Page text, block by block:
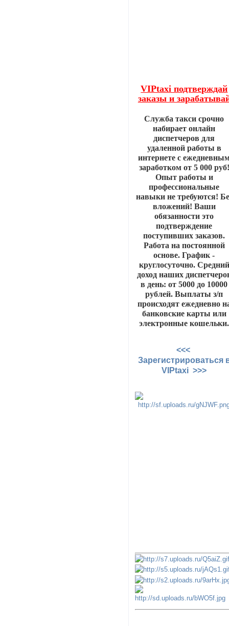
VIPtaxi подтверждай
заказы и
Служба такси срочно
набирает онлайн
диспетчеров для
удаленной работы в
интернете с
заработком от 5 000 руб!
Опыт работы и
профессиональные
навыки не требуются!
вложений! Ваши
обязанности это
подтверждение
поступивших заказов.
Работа на постоянной
основе. График -
круглосуточно. Средний
доход наших
в день: от 5000 до 10000
рублей. Выплаты з/п
происходят ежедневно
банковские карты или
электронные кошельки.
<<<
Зарегистрироваться
VIPtaxi >>>